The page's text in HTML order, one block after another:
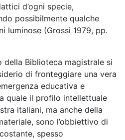
d’ogni specie,
possibilmente qualche
luminose (Grossi 1979, pp.
della Biblioteca magistrale si
di fronteggiare una vera
educativa e
quale il profilo intellettuale
italiani, ma anche della
sono l’obbiettivo di
spesso